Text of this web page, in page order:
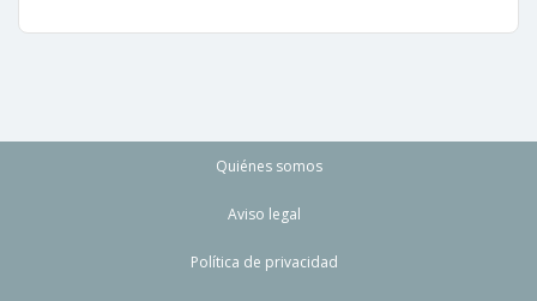
Quiénes somos
Aviso legal
Política de privacidad